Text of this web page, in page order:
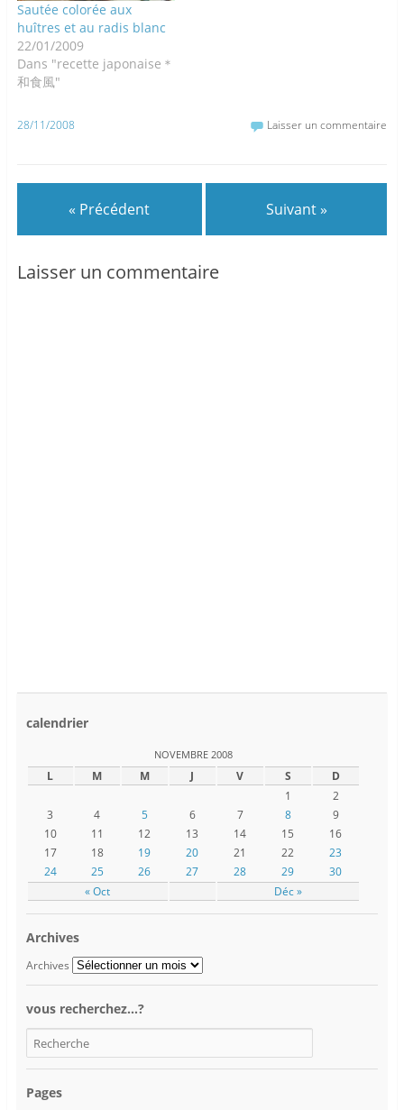
Sautée colorée aux
huîtres et au radis blanc
22/01/2009
Dans "recette japonaise＊
和食風"
28/11/2008 Laisser un commentaire
« Précédent Suivant »
Laisser un commentaire
calendrier
NOVEMBRE 2008
L M M J V S D
« Oct Déc »
1
2
3
4 5 6 7 8
9
10
11 12 13 14 15
16
17
18 19 20 21 22
23
24
25 26 27 28 29 30
Archives
Archives
vous recherchez…?
Pages